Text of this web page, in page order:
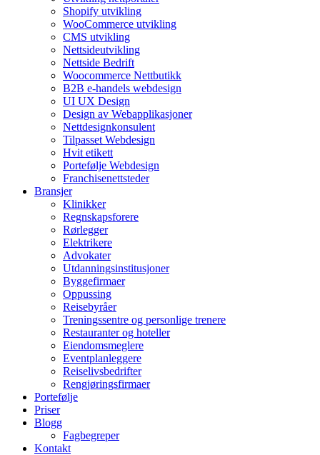
Shopify utvikling
WooCommerce utvikling
CMS utvikling
Nettsideutvikling
Nettside Bedrift
Woocommerce Nettbutikk
B2B e-handels webdesign
UI UX Design
Design av Webapplikasjoner
Nettdesignkonsulent
Tilpasset Webdesign
Hvit etikett
Portefølje Webdesign
Franchisenettsteder
Bransjer
Klinikker
Regnskapsforere
Rørlegger
Elektrikere
Advokater
Utdanningsinstitusjoner
Byggefirmaer
Oppussing
Reisebyråer
Treningssentre og personlige trenere
Restauranter og hoteller
Eiendomsmeglere
Eventplanleggere
Reiselivsbedrifter
Rengjøringsfirmaer
Portefølje
Priser
Blogg
Fagbegreper
Kontakt